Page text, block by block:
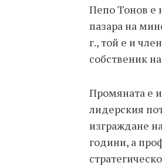
Пепо Тонов е
пазара на
г., той е и
собственик
Промяната е
лидерския
изграждане
години, а